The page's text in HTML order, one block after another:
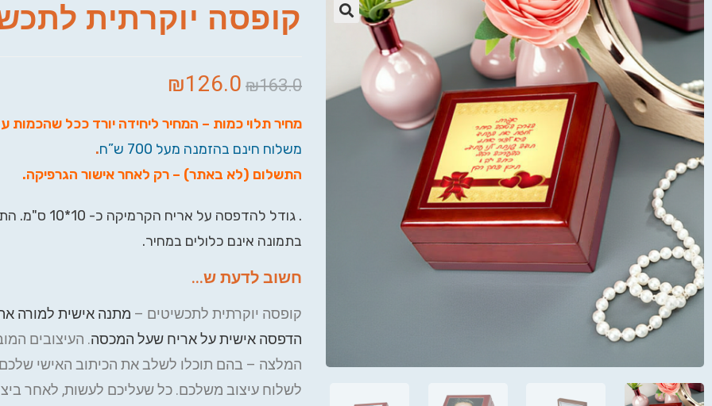
קופסה יוקרתית
₪163.0
₪126.0
מחיר תלוי כמות – המחיר ליחידה יורד ככל שהכמות
משלוח חינם בהזמנה מעל 700 ש”ח
.
התשלום (לא באתר) – רק לאחר אישור הגרפיקה.
. גודל להדפסה על אריח
בתמונה אינם כלולים במחיר.
חשוב לדעת ש...
קופסה יוקרתית לתכשיטים – מתנה אישית למורה
הדפסה אישית על אריח שעל המכסה. העיצובים
המלצה – בהם תוכלו לשלב את הכיתוב האישי
לשלוח עיצוב משלכם. כל שעליכם לעשות, לאחר